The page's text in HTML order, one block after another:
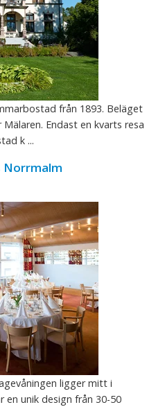
från 1893. Beläget
Endast en kvarts resa
k ...
Norrmalm
ligger mitt i
en unik design från 30-50